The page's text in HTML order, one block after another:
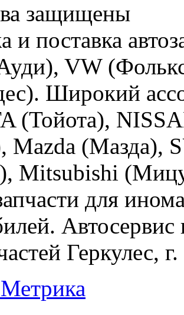
защищены
и поставка
VW
Широкий
(Тойота),
Mazda (Мазда),
Mitsubishi
для
Геркулес,